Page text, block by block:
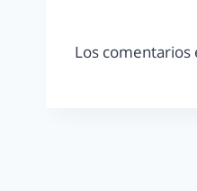
Los comentarios